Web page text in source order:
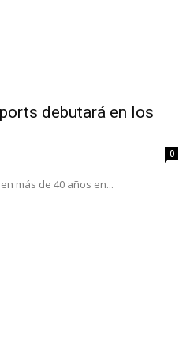
debutará en los
0
más de 40 años en...